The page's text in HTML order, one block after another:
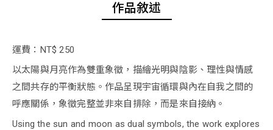
作品敘述
運費：NT$ 250
以太陽與月亮作為雙重象徵，描繪光明與陰影、理性與情感
之間共存的平衡狀態。作品呈現宇宙循環與內在自我之間的
呼應關係，象徵完整並非來自排除，而是來自接納。
Using the sun and moon as dual symbols, the work explores